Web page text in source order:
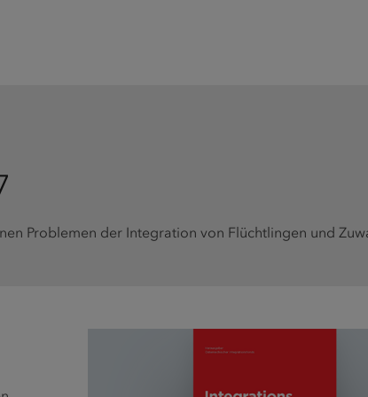
Problemen der Integration von Flüchtlingen und